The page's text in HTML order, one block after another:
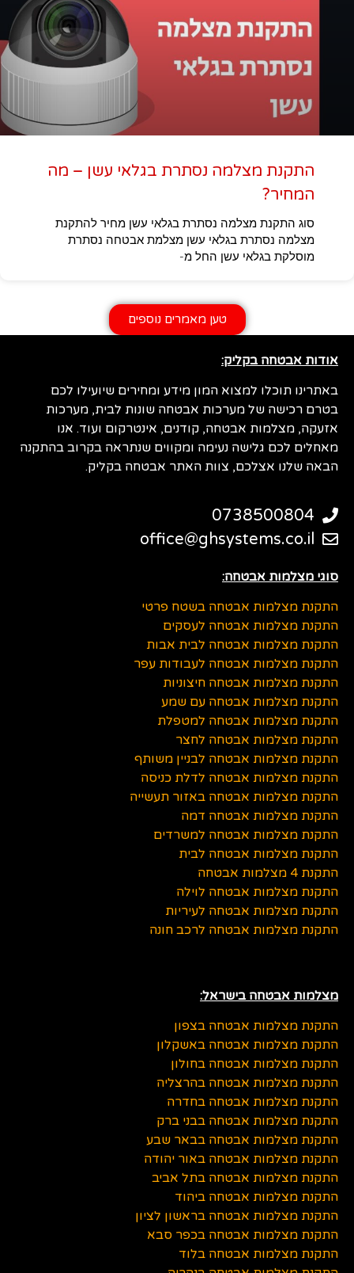
התקנת מצלמה נסתרת בגלאי עשן – מה
המחיר?
סוג התקנת מצלמה נסתרת בגלאי עשן מחיר להתקנת
מצלמה נסתרת בגלאי עשן מצלמת אבטחה נסתרת
מוסלקת בגלאי עשן החל מ-
טען מאמרים נוספים
אודות אבטחה בקליק:
באתרינו תוכלו למצוא המון מידע ומחירים שיועילו לכם
בטרם רכישה של מערכות אבטחה שונות לבית, מערכות
אזעקה, מצלמות אבטחה, קודנים, אינטרקום ועוד. אנו
מאחלים לכם גלישה נעימה ומקווים שנתראה בקרוב בהתקנה
הבאה שלנו אצלכם, צוות האתר אבטחה בקליק.
0738500804
office@ghsystems.co.il
סוגי מצלמות אבטחה:
התקנת מצלמות אבטחה בשטח פרטי
התקנת מצלמות אבטחה לעסקים
התקנת מצלמות אבטחה לבית אבות
התקנת מצלמות אבטחה לעבודות עפר
התקנת מצלמות אבטחה חיצוניות
התקנת מצלמות אבטחה עם שמע
התקנת מצלמות אבטחה למטפלת
התקנת מצלמות אבטחה לחצר
התקנת מצלמות אבטחה לבניין משותף
התקנת מצלמות אבטחה לדלת כניסה
התקנת מצלמות אבטחה באזור תעשייה
התקנת מצלמות אבטחה דמה
התקנת מצלמות אבטחה למשרדים
התקנת מצלמות אבטחה לבית
התקנת 4 מצלמות אבטחה
התקנת מצלמות אבטחה לוילה
התקנת מצלמות אבטחה לעיריות
התקנת מצלמות אבטחה לרכב חונה
מצלמות אבטחה בישראל:
התקנת מצלמות אבטחה בצפון
התקנת מצלמות אבטחה באשקלון
התקנת מצלמות אבטחה בחולון
התקנת מצלמות אבטחה בהרצליה
התקנת מצלמות אבטחה בחדרה
התקנת מצלמות אבטחה בבני ברק
התקנת מצלמות אבטחה בבאר שבע
התקנת מצלמות אבטחה באור יהודה
התקנת מצלמות אבטחה בתל אביב
התקנת מצלמות אבטחה ביהוד
התקנת מצלמות אבטחה בראשון לציון
התקנת מצלמות אבטחה בכפר סבא
התקנת מצלמות אבטחה בלוד